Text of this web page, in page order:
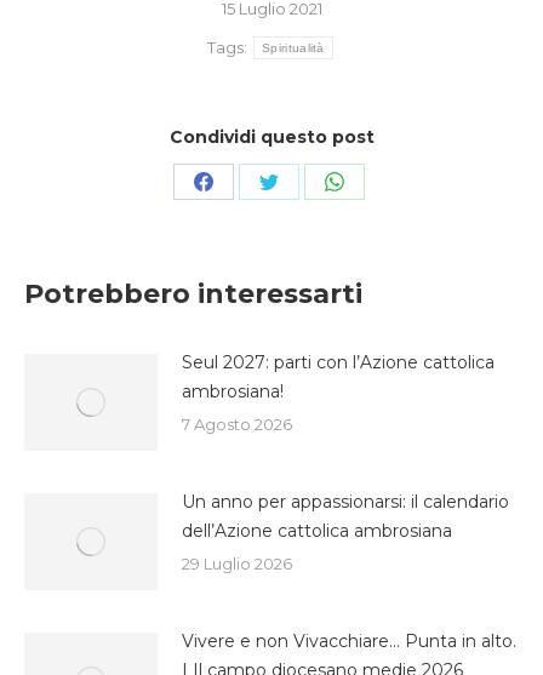
15 Luglio 2021
Tags:
Spiritualità
Condividi questo post
CondividiCondividiCondividi
Potrebbero interessarti
Seul 2027: parti con l’Azione cattolica
ambrosiana!
7 Agosto 2026
Un anno per appassionarsi: il calendario
dell’Azione cattolica ambrosiana
29 Luglio 2026
Vivere e non Vivacchiare… Punta in alto.
| Il campo diocesano medie 2026